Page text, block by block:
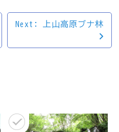
Next: 上山高原ブナ林